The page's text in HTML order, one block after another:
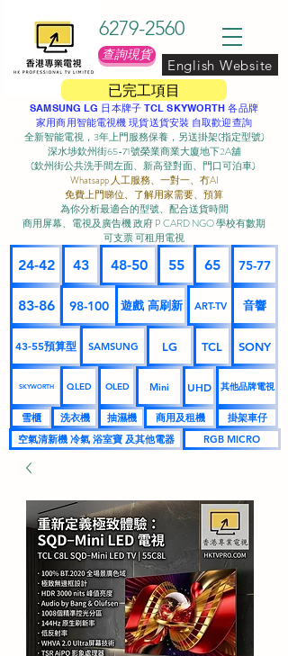
已完工項目
6279-2560
查詢現貨
English Website
SAMSUNG LG 日本牌子 TCL SKYWORTH 各品牌
家用商用智能電視機 現貨送貨安裝 自取歡迎查詢
全新智能電視，3年上門服務保養，另送掛架(指定型號)
深水埗欽州街65-71號榮業商業大廈地下2A舖
(欽州街公共洗手間左面、新高登對面、門口可泊車) ​
Whatsapp 人工服務、一對一、冇AI
免費上門睇位、了解用家需要、預算
為你分析最適合的型號、配合送貨時間
商用屏幕、電視及廣告機 政府 P CARD NGO 學校有數期
可支票 可租用電視
24-42 43 48-50 55 65 75-77
83-86 98-100 遊戲 高刷新 ART-TV 音響
43-55預算型 SAMSUNG LG TCL SONY
SKYWORTH QLED OLED Mini UHD 其他品牌電視
雪櫃 洗衣機 抽濕機 商用及租機
掛架車仔
空氣清新機 冷氣 浴室寶 及其他電器
RGB MICRO